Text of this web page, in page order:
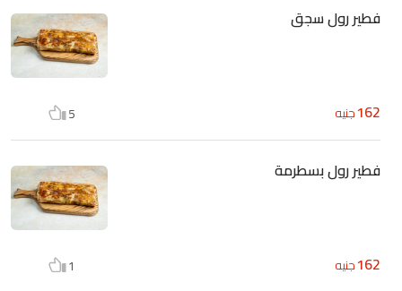
فطير رول سجق
162جنيه 5
فطير رول بسطرمة
162جنيه 1